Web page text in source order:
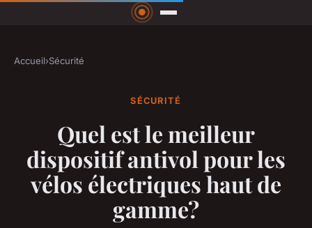
Accueil›Sécurité
SÉCURITÉ
Quel est le meilleur
dispositif antivol pour les
vélos électriques haut de
gamme?